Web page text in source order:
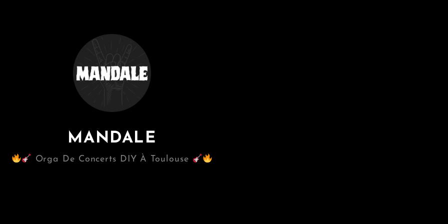
MANDALE
Orga De Concerts DIY À Toulouse